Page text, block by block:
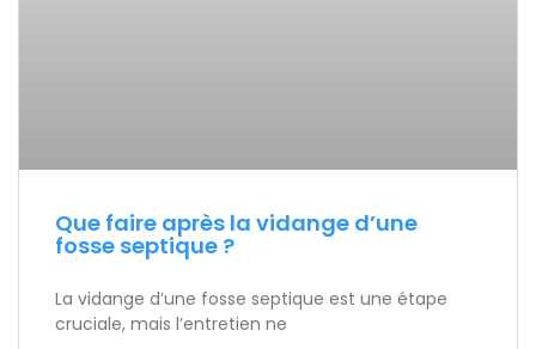
Que faire après la vidange d’une
fosse septique ?
La vidange d’une fosse septique est une étape
cruciale, mais l’entretien ne